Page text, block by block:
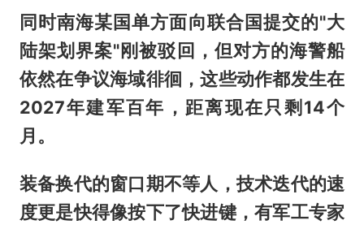
同时南海某国单方面向联合国提交的"大
陆架划界案"刚被驳回，但对方的海警船
依然在争议海域徘徊，这些动作都发生在
2027年建军百年，距离现在只剩14个
月。
装备换代的窗口期不等人，技术迭代的速
度更是快得像按下了快进键，有军工专家